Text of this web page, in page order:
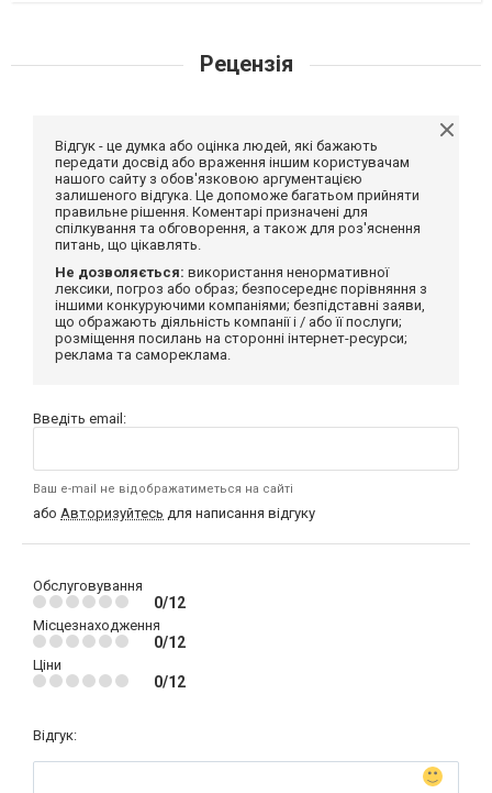
Рецензія
Відгук - це думка або оцінка людей, які бажають
передати досвід або враження іншим користувачам
нашого сайту з обов'язковою аргументацією
залишеного відгука. Це допоможе багатьом прийняти
правильне рішення. Коментарі призначені для
спілкування та обговорення, а також для роз'яснення
питань, що цікавлять.
Не дозволяється: використання ненормативної
лексики, погроз або образ; безпосереднє порівняння з
іншими конкуруючими компаніями; безпідставні заяви,
що ображають діяльність компанії і / або її послуги;
розміщення посилань на сторонні інтернет-ресурси;
реклама та самореклама.
Введіть email:
Ваш e-mail не відображатиметься на сайті
або Авторизуйтесь для написання відгуку
Обслуговування
0/12
Місцезнаходження
0/12
Ціни
0/12
Відгук: